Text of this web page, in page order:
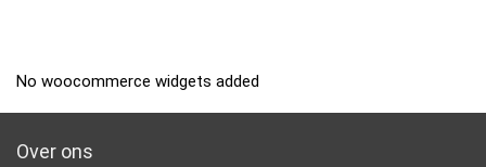
No woocommerce widgets added
Over ons